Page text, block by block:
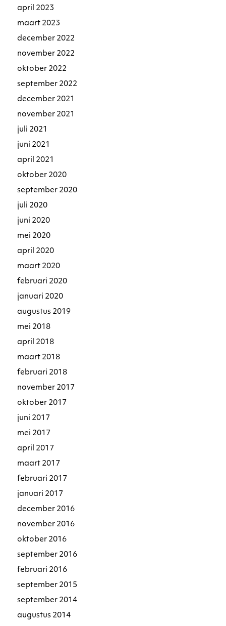
april 2023
maart 2023
december 2022
november 2022
oktober 2022
september 2022
december 2021
november 2021
juli 2021
juni 2021
april 2021
oktober 2020
september 2020
juli 2020
juni 2020
mei 2020
april 2020
maart 2020
februari 2020
januari 2020
augustus 2019
mei 2018
april 2018
maart 2018
februari 2018
november 2017
oktober 2017
juni 2017
mei 2017
april 2017
maart 2017
februari 2017
januari 2017
december 2016
november 2016
oktober 2016
september 2016
februari 2016
september 2015
september 2014
augustus 2014